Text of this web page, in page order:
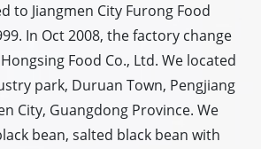
to Jiangmen City Furong Food
In Oct 2008, the factory change
Food Co., Ltd. We located
park, Duruan Town, Pengjiang
City, Guangdong Province. We
bean, salted black bean with